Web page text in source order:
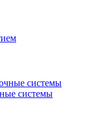
системы
системы